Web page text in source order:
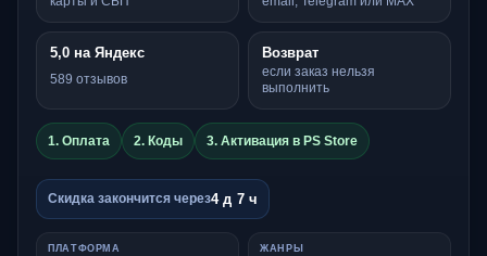
5,0 на Яндекс
589 отзывов
Возврат
если заказ нельзя
выполнить
1. Оплата 2. Коды 3. Активация в PS Store
Скидка закончится через4 д 7 ч
ПЛАТФОРМА ЖАНРЫ